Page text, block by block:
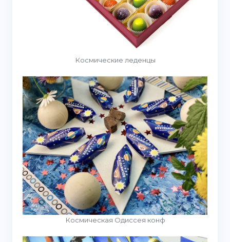
Космические леденцы
Космическая Одиссея конф